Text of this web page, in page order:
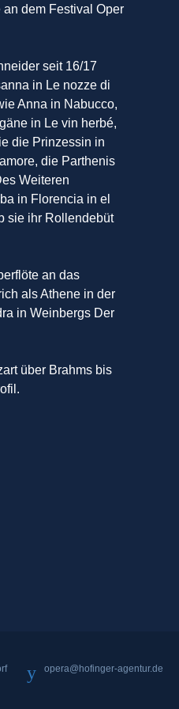
dem Festival Oper
seit 16/17
in Le nozze di
Anna in Nabucco,
in Le vin herbé,
die Prinzessin in
die Parthenis
Weiteren
in Florencia in el
sie ihr Rollendebüt
an das
als Athene in der
in Weinbergs Der
über Brahms bis
opera@hofinger-agentur.de